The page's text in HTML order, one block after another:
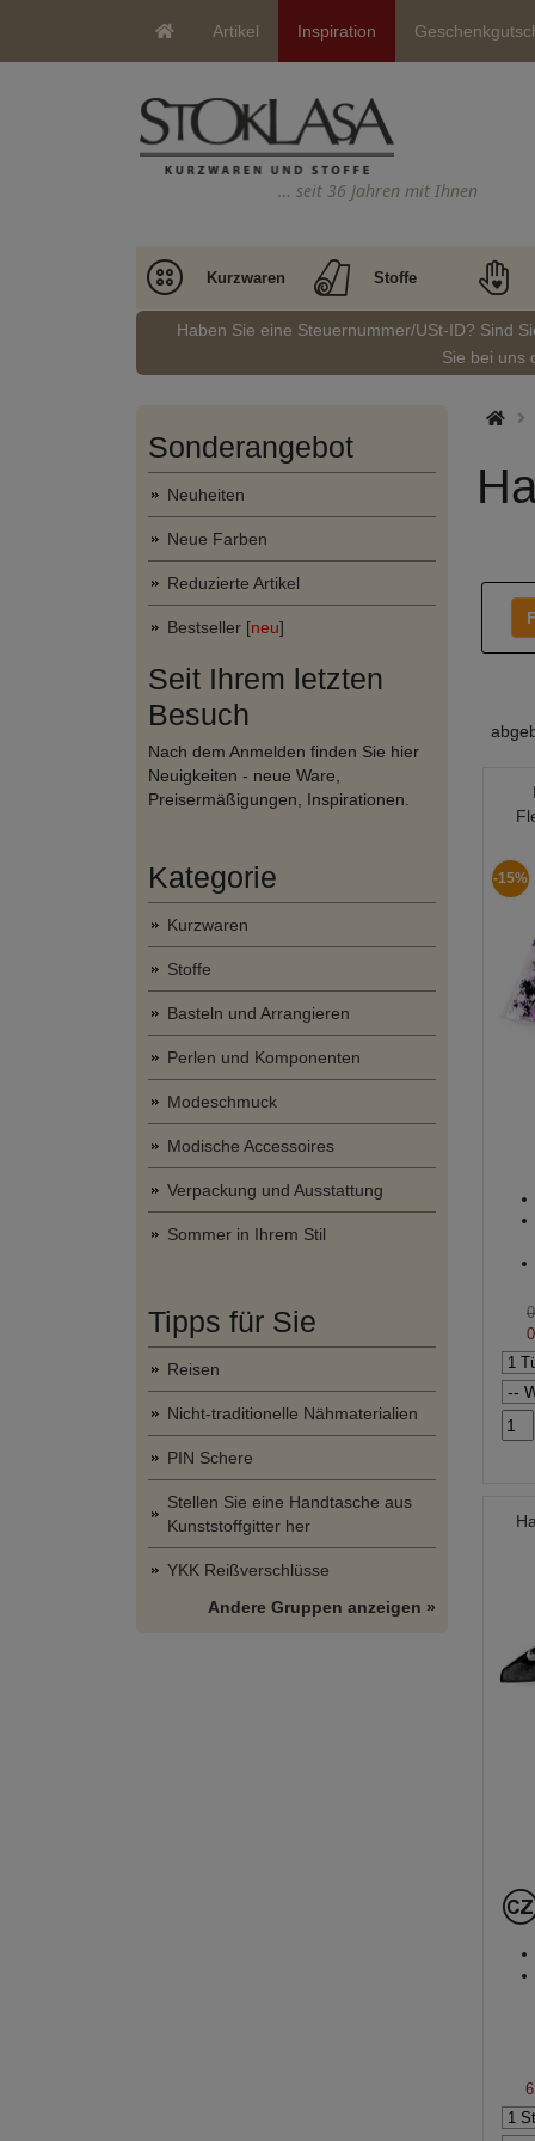
Artikel Inspiration
… seit 36 Jahren mit Ihnen
Kurzwaren Stoffe
Haben Sie eine Steuernummer/USt-ID? Sind
Sie bei uns
Sonderangebot
Neuheiten
Neue Farben
Reduzierte Artikel
Bestseller [neu]
Seit Ihrem letzten
Besuch
Nach dem Anmelden finden Sie hier
Neuigkeiten - neue Ware,
Preisermäßigungen, Inspirationen.
Kategorie
Kurzwaren
Stoffe
Basteln und Arrangieren
Perlen und Komponenten
Modeschmuck
Modische Accessoires
Verpackung und Ausstattung
Sommer in Ihrem Stil
Tipps für Sie
Reisen
Nicht-traditionelle Nähmaterialien
PIN Schere
Stellen Sie eine Handtasche aus
Kunststoffgitter her
YKK Reißverschlüsse
Andere Gruppen anzeigen »
-15%